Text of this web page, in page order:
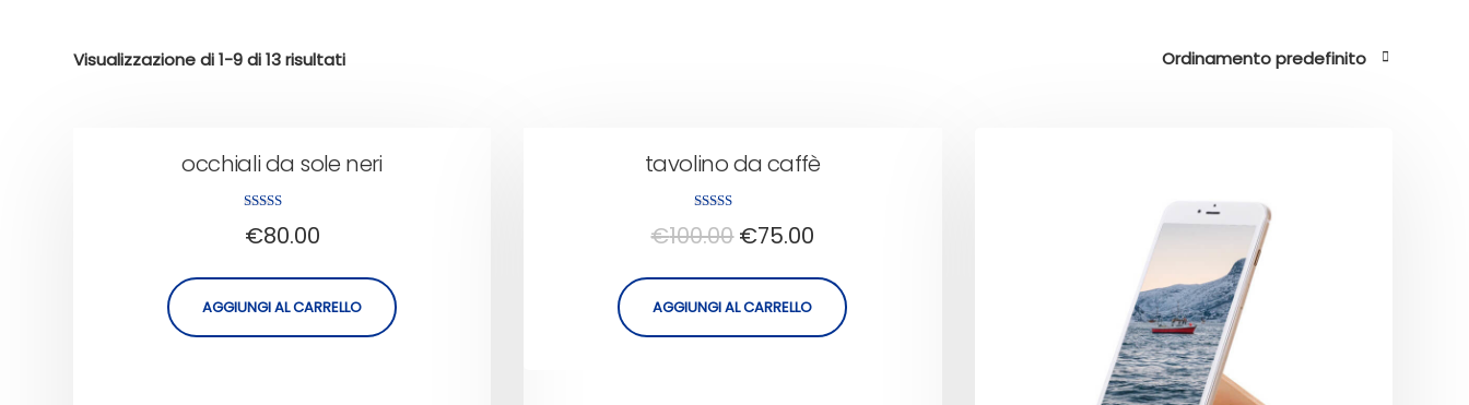
Visualizzazione di 1-9 di 13 risultati
occhiali da sole neri
su 5
€80.00
AGGIUNGI AL CARRELLO
tavolino da caffè
su 5
€100.00€75.00
AGGIUNGI AL CARRELLO